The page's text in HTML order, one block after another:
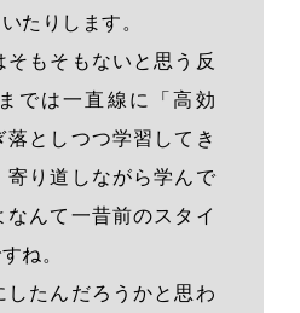
たりします。
もそもないと思う反
では一直線に「高効
としつつ学習してき
寄り道しながら学んで
なんて一昔前のスタイ
ね。
したんだろうかと思わ